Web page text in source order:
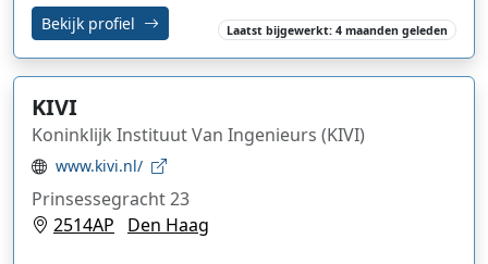
Bekijk profiel Laatst bijgewerkt: 4 maanden geleden
KIVI
Koninklijk Instituut Van Ingenieurs (KIVI)
www.kivi.nl/
Prinsessegracht 23
2514AP
Den Haag